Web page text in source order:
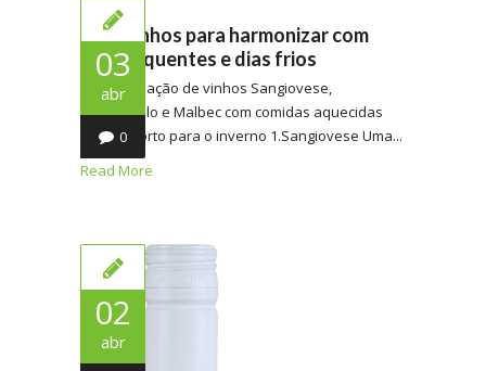
03
abr
0
Três vinhos para harmonizar com
pratos quentes e dias frios
A combinação de vinhos Sangiovese,
Tempranillo e Malbec com comidas aquecidas
traz conforto para o inverno 1.Sangiovese Uma...
Read More
02
abr